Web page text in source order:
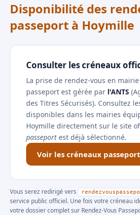
Disponibilité des
passeport à Hoymille
Consulter les créneaux
La prise de rendez-vous en
passeport est gérée par l'ANTS
des Titres Sécurisés). Consultez
disponibles dans les mairies
Hoymille directement sur le site
passeport est déjà sélectionné.
Voir les créneaux
Vous serez redirigé vers
service public officiel. Une fois votre créneau
votre dossier complet sur Rendez-Vous